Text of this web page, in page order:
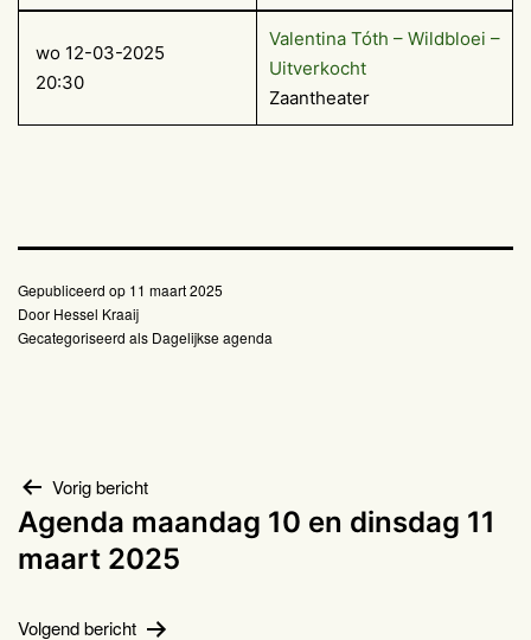
wo 12-03-2025
20:30
Valentina Tóth – Wildbloei –
Uitverkocht
Zaantheater
Gepubliceerd op 11 maart 2025
Door Hessel Kraaij
Gecategoriseerd als Dagelijkse agenda
Bericht
navigatie
Vorig bericht
Agenda maandag 10 en dinsdag 11
maart 2025
Volgend bericht